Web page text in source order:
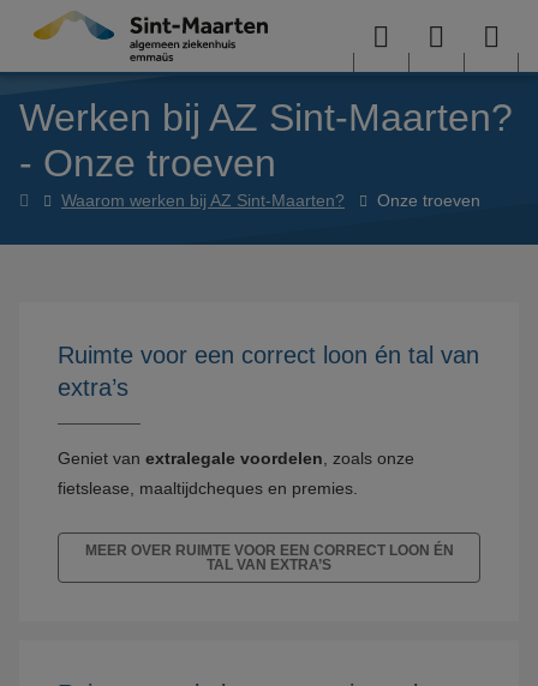
Overslaan en naar de inhoud gaan
Menu User
menu
Werken bij AZ Sint-Maarten?
- Onze troeven
Werken
Waarom werken bij AZ Sint-Maarten? Onze troeven
Ruimte voor een correct loon én tal van
extra’s
Geniet van extralegale voordelen , zoals onze
fietslease, maaltijdcheques en premies.
MEER OVER RUIMTE VOOR EEN CORRECT LOON ÉN
TAL VAN EXTRA’S